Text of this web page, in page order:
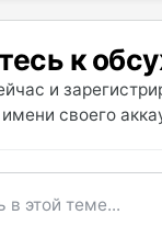
к
и
своего
в этой теме...